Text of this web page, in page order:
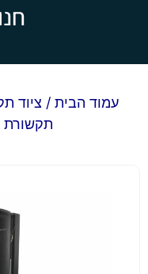
עמוד הבית / ציוד
תקשורת 25U עומק 60 ס"מ